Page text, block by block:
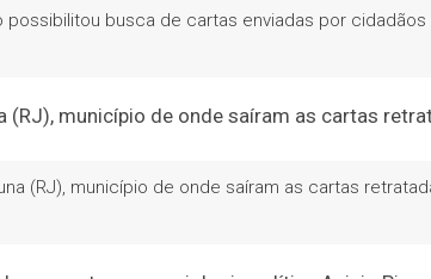
possibilitou busca de cartas enviadas por
(RJ), município de onde saíram as cartas